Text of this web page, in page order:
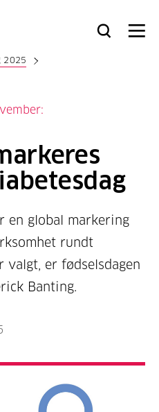
Bli
Logg
Søk Meny
2025
en global markering
rundt
valgt, er fødselsdagen
Banting.